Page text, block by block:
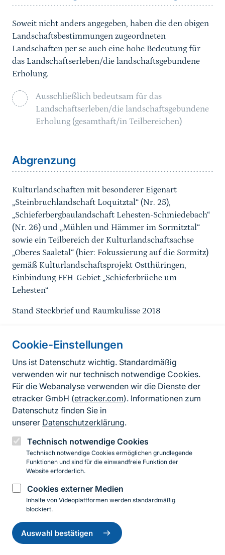
Cookie-Einstellungen
Uns ist Datenschutz wichtig. Standardmäßig
verwenden wir nur technisch notwendige Cookies.
Für die Webanalyse verwenden wir die Dienste der
etracker GmbH (etracker.com). Informationen zum
Datenschutz finden Sie in
unserer Datenschutzerklärung.
Technisch notwendige Cookies
Technisch notwendige Cookies ermöglichen grundlegende
Funktionen und sind für die einwandfreie Funktion der
Website erforderlich.
Cookies externer Medien
Inhalte von Videoplattformen werden standardmäßig
blockiert.
Auswahl bestätigen
Einwilligung
zurückziehen
Soweit nicht anders angegeben, haben die den obigen
Landschaftsbestimmungen zugeordneten
Landschaften per se auch eine hohe Bedeutung für
das Landschaftserleben/die landschaftsgebundene
Erholung.
Ausschließlich bedeutsam für das
Landschaftserleben/die landschaftsgebundene
Erholung (gesamthaft/in Teilbereichen)
Abgrenzung
Kulturlandschaften mit besonderer Eigenart
„Steinbruchlandschaft Loquitztal“ (Nr. 25),
„Schieferbergbaulandschaft Lehesten-Schmiedebach“
(Nr. 26) und „Mühlen und Hämmer im Sormitztal“
sowie ein Teilbereich der Kulturlandschaftsachse
„Oberes Saaletal“ (hier: Fokussierung auf die Sormitz)
gemäß Kulturlandschaftsprojekt Ostthüringen,
Einbindung FFH-Gebiet „Schieferbrüche um
Lehesten“
Stand Steckbrief und Raumkulisse 2018
Informationen zur Seite
FußzeileKontakt zum BfN
Kontaktformular
Erklärung zur Barrierefreiheit
Impressum
Datenschutz
InstagramFacebookYouTubeLinkedIn
© 2026 Bundesamt für Naturschutz